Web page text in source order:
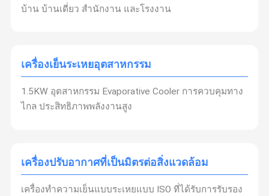
บ้าน บ้านเดี่ยว สํานักงาน และโรงงาน
เครื่องเย็นระเหยอุตสาหกรรม
1.5KW อุตสาหกรรม Evaporative Cooler การควบคุมทาง
ไกล ประสิทธิภาพพลังงานสูง
เครื่องปรับอากาศที่เป็นมิตรต่อสิ่งแวดล้อม
เครื่องทําความเย็นแบบระเหยแบบ ISO ที่ได้รับการรับรอง